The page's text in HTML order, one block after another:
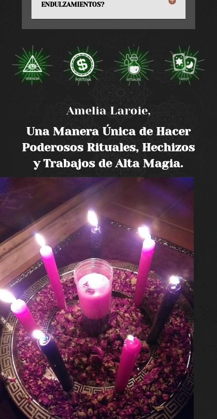
ENDULZAMIENTOS?
Amelia Laroie,
Una Manera Única de Hacer
Poderosos Rituales, Hechizos
y Trabajos de Alta Magia.